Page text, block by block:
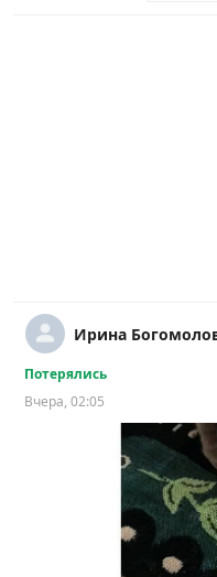
Ирина
Потерялись
Вчера, 02:05